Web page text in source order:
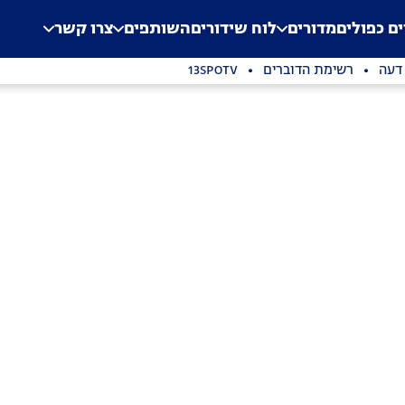
Application error: a
. כפוליםמדורים לוח שידוריםהשותפים צרו קשר
דעה רשימת הדוברים 13SPOTV